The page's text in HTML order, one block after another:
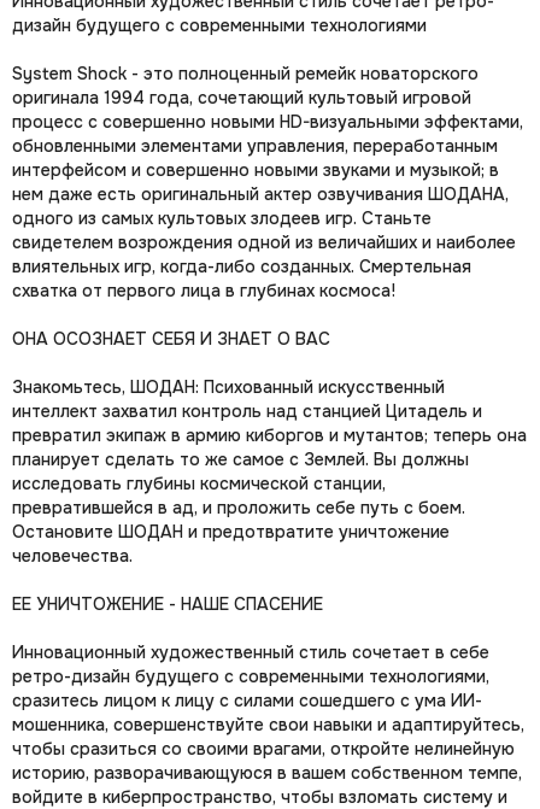
дизайн будущего с современными технологиями
System Shock - это полноценный ремейк новаторского
оригинала 1994 года, сочетающий культовый игровой
процесс с совершенно новыми HD-визуальными эффектами,
обновленными элементами управления, переработанным
интерфейсом и совершенно новыми звуками и музыкой; в
нем даже есть оригинальный актер озвучивания ШОДАНА,
одного из самых культовых злодеев игр. Станьте
свидетелем возрождения одной из величайших и наиболее
влиятельных игр, когда-либо созданных. Смертельная
схватка от первого лица в глубинах космоса!
ОНА ОСОЗНАЕТ СЕБЯ И ЗНАЕТ О ВАС
Знакомьтесь, ШОДАН: Психованный искусственный
интеллект захватил контроль над станцией Цитадель и
превратил экипаж в армию киборгов и мутантов; теперь она
планирует сделать то же самое с Землей. Вы должны
исследовать глубины космической станции,
превратившейся в ад, и проложить себе путь с боем.
Остановите ШОДАН и предотвратите уничтожение
человечества.
ЕЕ УНИЧТОЖЕНИЕ - НАШЕ СПАСЕНИЕ
Инновационный художественный стиль сочетает в себе
ретро-дизайн будущего с современными технологиями,
сразитесь лицом к лицу с силами сошедшего с ума ИИ-
мошенника, совершенствуйте свои навыки и адаптируйтесь,
чтобы сразиться со своими врагами, откройте нелинейную
историю, разворачивающуюся в вашем собственном темпе,
войдите в киберпространство, чтобы взломать систему и